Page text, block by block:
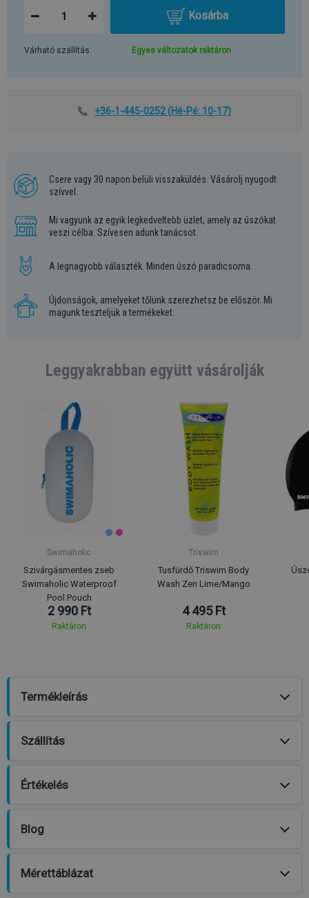
Kosárba
Várható szállítás: Egyes változatok raktáron
+36-1-445-0252(Hé-Pé: 10-17)
Csere vagy 30 napon belüli visszaküldés. Vásárolj nyugodt
szívvel.
Mi vagyunk az egyik legkedveltebb üzlet, amely az úszókat
veszi célba. Szívesen adunk tanácsot.
A legnagyobb választék. Minden úszó paradicsoma.
Újdonságok, amelyeket tőlünk szerezhetsz be először. Mi
magunk teszteljük a termékeket.
Leggyakrabban együtt vásárolják
Swimaholic
Szivárgásmentes zseb
Swimaholic Waterproof
Pool Pouch
2 990 Ft
Raktáron
Triswim
Tusfürdő Triswim Body
Wash Zen Lime/Mango
4 495 Ft
Raktáron
Termékleírás
Szállítás
Értékelés
Blog
Mérettáblázat